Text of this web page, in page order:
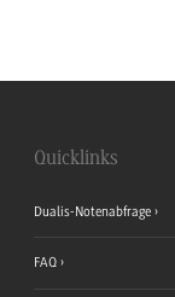
Quicklinks
Dualis-Notenabfrage
FAQ